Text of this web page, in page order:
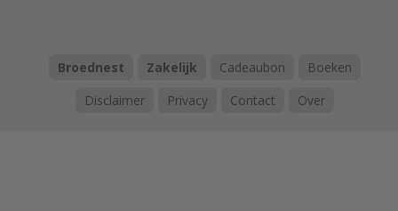
Broednest Zakelijk Cadeaubon
Boeken
Disclaimer
Privacy Contact Over